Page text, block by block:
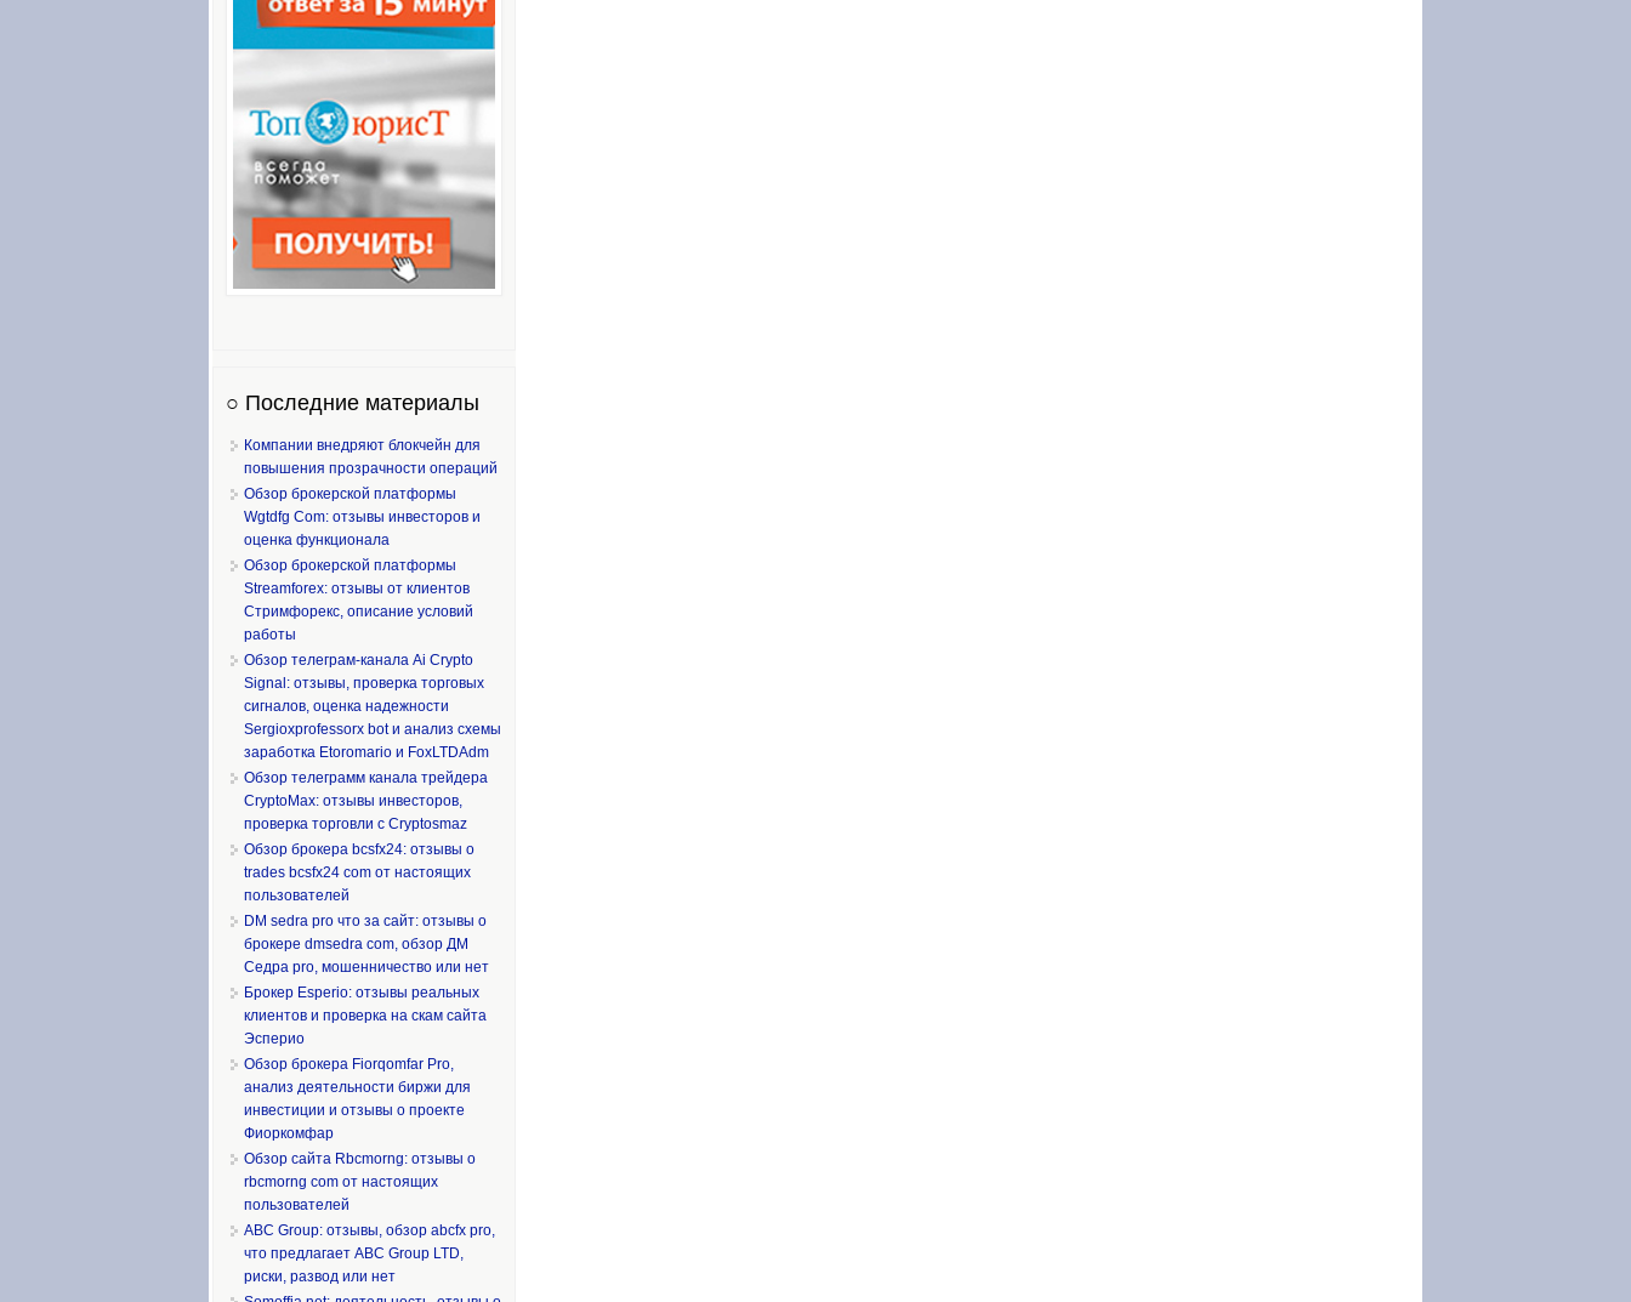
○ Последние материалы
Компании внедряют блокчейн для
повышения прозрачности операций
Обзор брокерской платформы
Wgtdfg Com: отзывы инвесторов и
оценка функционала
Обзор брокерской платформы
Streamforex: отзывы от клиентов
Стримфорекс, описание условий
работы
Обзор телеграм-канала Ai Crypto
Signal: отзывы, проверка торговых
сигналов, оценка надежности
Sergioxprofessorx bot и анализ схемы
заработка Etoromario и FoxLTDAdm
Обзор телеграмм канала трейдера
CryptoMax: отзывы инвесторов,
проверка торговли с Cryptosmaz
Обзор брокера bcsfx24: отзывы о
trades bcsfx24 com от настоящих
пользователей
DM sedra pro что за сайт: отзывы о
брокере dmsedra com, обзор ДМ
Седра pro, мошенничество или нет
Брокер Esperio: отзывы реальных
клиентов и проверка на скам сайта
Эсперио
Обзор брокера Fiorqomfar Pro,
анализ деятельности биржи для
инвестиции и отзывы о проекте
Фиоркомфар
Обзор сайта Rbcmorng: отзывы о
rbcmorng com от настоящих
пользователей
ABC Group: отзывы, обзор abcfx pro,
что предлагает ABC Group LTD,
риски, развод или нет